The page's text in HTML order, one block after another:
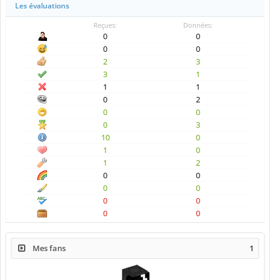
Les évaluations
Reçues: Données:
0
0
0
0
2
3
3
1
1
1
0
2
0
0
0
3
10
0
1
0
1
2
0
0
0
0
0
0
0
0
Mes fans 1